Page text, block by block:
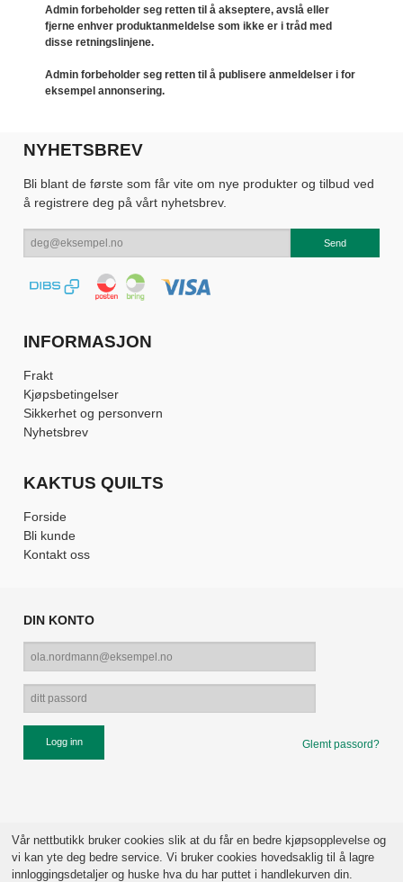
Admin forbeholder seg retten til å akseptere, avslå eller
fjerne enhver produktanmeldelse som ikke er i tråd med
disse retningslinjene.
Admin forbeholder seg retten til å publisere anmeldelser i for
eksempel annonsering.
NYHETSBREV
Bli blant de første som får vite om nye produkter og tilbud ved
å registrere deg på vårt nyhetsbrev.
INFORMASJON
Frakt
Kjøpsbetingelser
Sikkerhet og personvern
Nyhetsbrev
KAKTUS QUILTS
Forside
Bli kunde
Kontakt oss
DIN KONTO
Glemt passord?
Vår nettbutikk bruker cookies slik at du får en bedre kjøpsopplevelse og
vi kan yte deg bedre service. Vi bruker cookies hovedsaklig til å lagre
innloggingsdetaljer og huske hva du har puttet i handlekurven din.